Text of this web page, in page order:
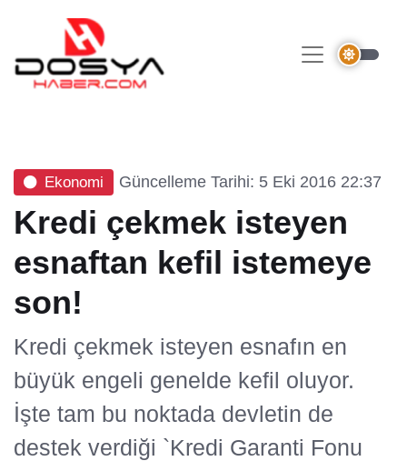
Ekonomi Güncelleme Tarihi: 5 Eki 2016 22:37
Kredi çekmek isteyen
esnaftan kefil istemeye
son!
Kredi çekmek isteyen esnafın en
büyük engeli genelde kefil oluyor.
İşte tam bu noktada devletin de
destek verdiği `Kredi Garanti Fonu